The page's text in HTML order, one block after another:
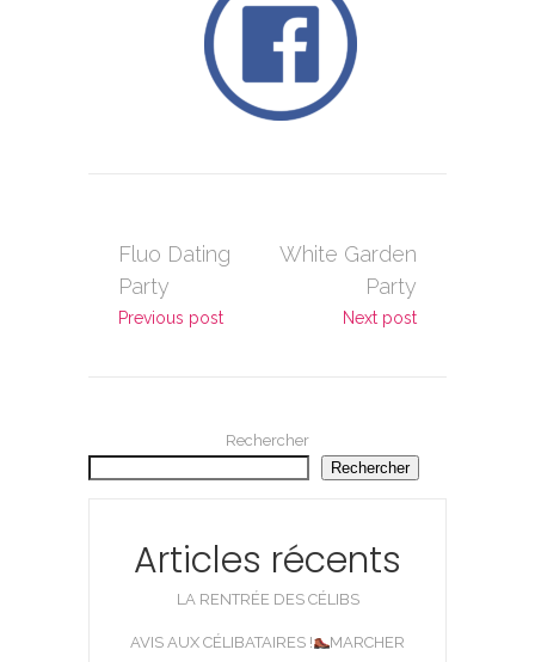
Fluo Dating
Party
Previous post
White Garden
Party
Next post
Rechercher
Rechercher
Articles récents
LA RENTRÉE DES CÉLIBS
AVIS AUX CÉLIBATAIRES !
MARCHER